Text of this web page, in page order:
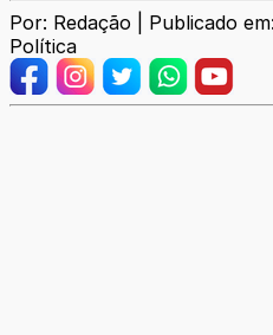
Por: Redação | Publicado
Política